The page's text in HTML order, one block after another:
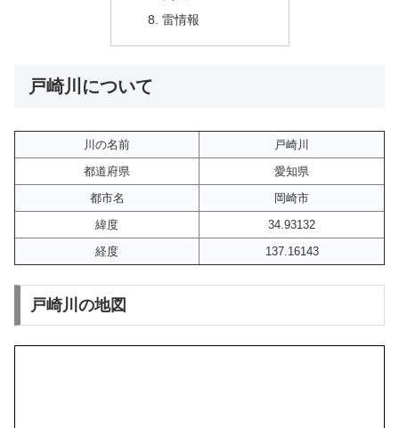
雷情報
戸崎川について
川の名前
戸崎川
都道府県
愛知県
都市名
岡崎市
緯度
34.93132
経度
137.16143
戸崎川の地図